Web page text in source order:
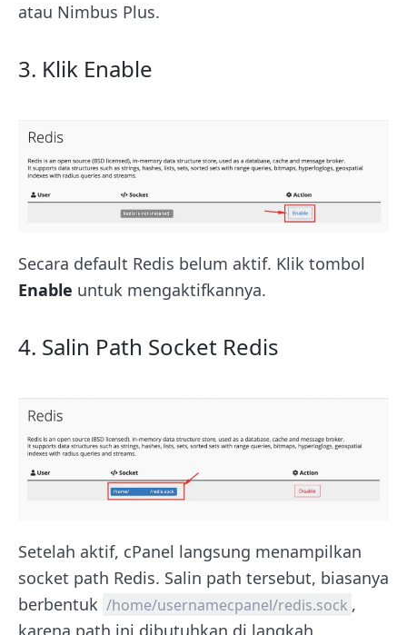
atau Nimbus Plus.
3. Klik Enable
Secara default Redis belum aktif. Klik tombol
Enable untuk mengaktifkannya.
4. Salin Path Socket Redis
Setelah aktif, cPanel langsung menampilkan
socket path Redis. Salin path tersebut, biasanya
berbentuk /home/usernamecpanel/redis.sock ,
karena path ini dibutuhkan di langkah